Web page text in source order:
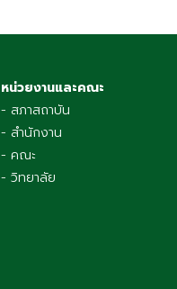
หน่วยงานและคณะ
- สภาสถาบัน
- สำนักงาน
- คณะ
- วิทยาลัย